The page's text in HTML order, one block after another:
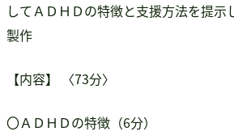
してＡＤＨＤの特徴と支援方法を提示
製作
【内容】 〈73分〉
〇ＡＤＨＤの特徴（6分）